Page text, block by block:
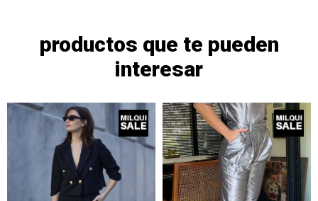
productos que te pueden
interesar